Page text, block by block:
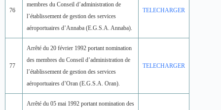
76
membres du Conseil d’administration de
l’établissement de gestion des services
aéroportuaires d’Annaba (E.G.S.A. Annaba).
TELECHARGER
77
Arrêté du 20 février 1992 portant nomination
des membres du Conseil d’administration de
l’établissement de gestion des services
aéroportuaires d’Oran (E.G.S.A. Oran).
TELECHARGER
Arrêté du 05 mai 1992 portant nomination des